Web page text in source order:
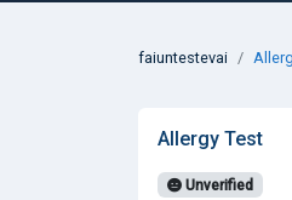
faiuntestevai
Allergy Test
Unverified